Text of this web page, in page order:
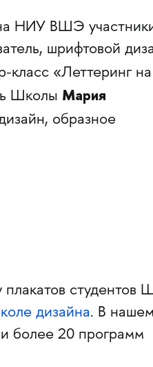
НИУ ВШЭ
шрифтовой
класс «Леттеринг на
Школы Мария
образное
студентов
дизайна. В нашем
более 20 программ